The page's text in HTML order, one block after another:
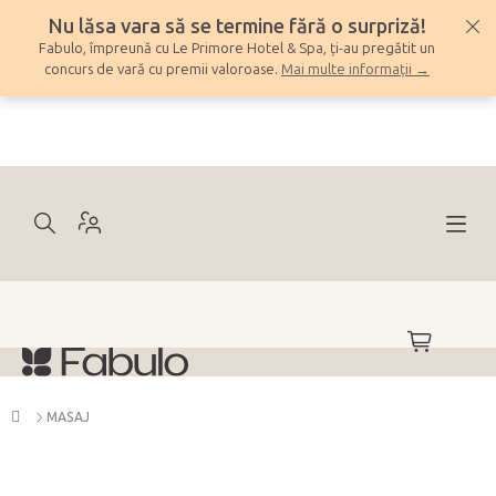
conținut
Nu lăsa vara să se termine fără o surpriză!
Fabulo, împreună cu Le Primore Hotel & Spa, ți-au pregătit un
concurs de vară cu premii valoroase. Mai multe informații →
COŞ
DE
Acasă
MASAJ